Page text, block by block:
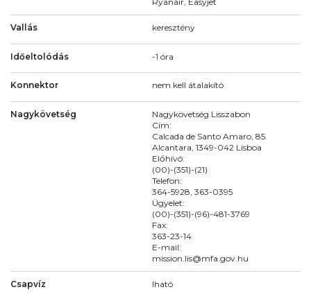
Vallás keresztény
Időeltolódás -1 óra
Konnektor nem kell átalakító
Nagykövetség
Nagykövetség Lisszabon
Cím:
Calcada de Santo Amaro, 85.
Alcantara, 1349-042 Lisboa
Előhívó:
(00)-(351)-(21)
Telefon:
364-5928, 363-0395
Ügyelet:
(00)-(351)-(96)-481-3769
Fax:
363-23-14
E-mail:
mission.lis@mfa.gov.hu
Csapvíz Iható